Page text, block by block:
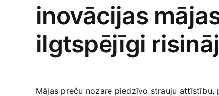
inovācijas
ilgtspējīgi
Mājas preču nozare piedzīvo strauju